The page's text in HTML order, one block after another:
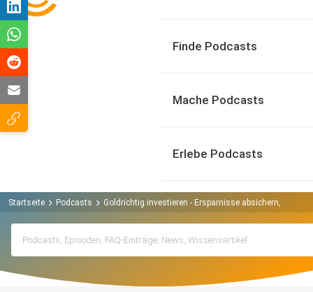
Finde Podcasts
Mache Podcasts
Erlebe Podcasts
Startseite Podcasts Goldrichtig investieren - Ersparnisse absichern,